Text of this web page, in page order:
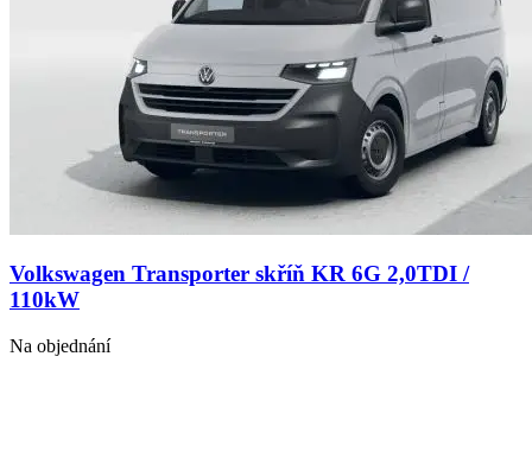
Volkswagen Transporter skříň KR 6G 2,0TDI /
110kW
Na objednání